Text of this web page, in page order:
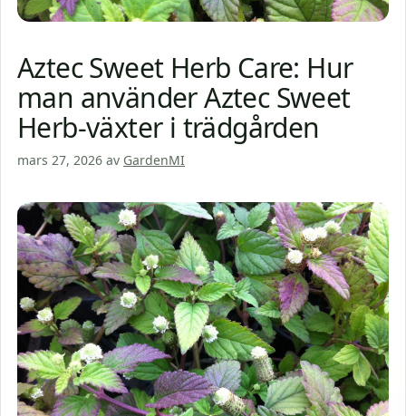
Aztec Sweet Herb Care: Hur
man använder Aztec Sweet
Herb-växter i trädgården
mars 27, 2026 av GardenMI